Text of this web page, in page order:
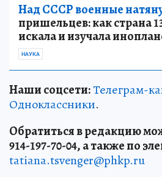
Над СССР военные
пришельцев: как страна
искала и изучала
НАУКА
Наши соцсети:Телеграм-
Одноклассники.
Обратиться в редакцию
914-197-70-04, а также по
tatiana.tsvenger@phkp.ru